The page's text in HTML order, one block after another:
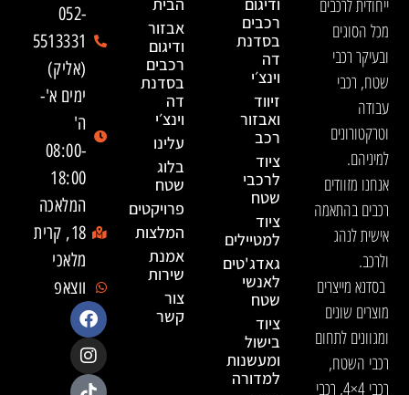
ייחודית לרכבים
מכל הסוגים
ובעיקר רכבי
שטח, רכבי
עבודה
וטרקטורונים
למיניהם.
אנחנו מזוודים
רכבים בהתאמה
אישית לנהג
ולרכב.
בסדנא מייצרים
מוצרים שונים
ומגוונים לתחום
רכבי השטח,
רכבי 4×4, רכבי
רכבים
בסדנת
דה
וינצ׳י
זיווד
ואבזור
רכב
ציוד
לרכבי
שטח
ציוד
למטיילים
גאדג'טים
לאנשי
שטח
ציוד
בישול
ומעשנות
למדורה
אבזור
ודיגום
רכבים
בסדנת
דה
וינצ׳י
עלינו
בלוג
שטח
פרויקטים
המלצות
אמנת
שירות
צור
קשר
052-
5513331
(אליק)
ימים א'-
ה'
08:00-
18:00
המלאכה
18, קרית
מלאכי
ווצאפ